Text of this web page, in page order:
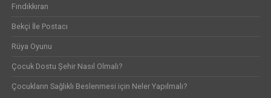
Fındıkkıran
Bekçi İle Postacı
Rüya Oyunu
Çocuk Dostu Şehir Nasıl Olmalı?
Çocukların Sağlıklı Beslenmesi için Neler Yapılmalı?